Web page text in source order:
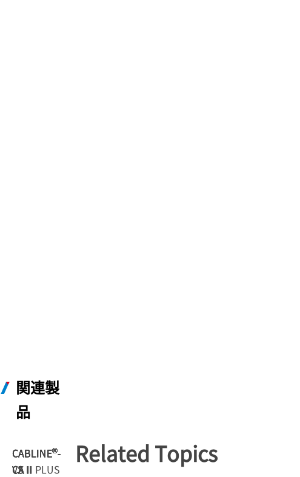
関連製
品
CABLINE®-
CX II
CABLINE®-
CA II
CABLINE®-
CA II PLUS
CABLINE®-
VS II
CABLINE®-
CA
CABLINE®-
VS
Related Topics